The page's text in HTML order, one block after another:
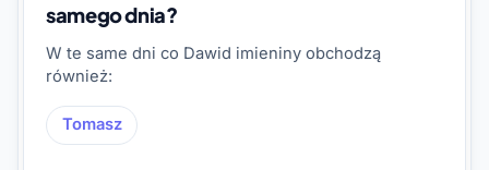
samego dnia?
W te same dni co Dawid imieniny obchodzą
również:
Tomasz